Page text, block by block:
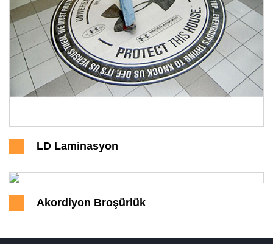
LD Laminasyon
Akordiyon Broşürlük